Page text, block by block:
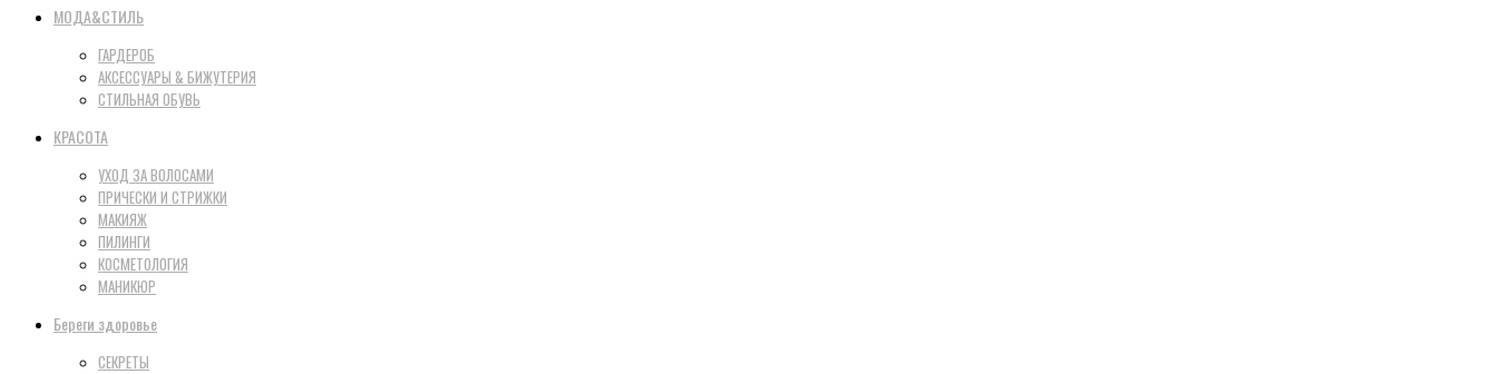
МОДА&СТИЛЬ
ГАРДЕРОБ
АКСЕССУАРЫ & БИЖУТЕРИЯ
СТИЛЬНАЯ ОБУВЬ
КРАСОТА
УХОД ЗА ВОЛОСАМИ
ПРИЧЕСКИ И СТРИЖКИ
МАКИЯЖ
ПИЛИНГИ
КОСМЕТОЛОГИЯ
МАНИКЮР
Береги здоровье
СЕКРЕТЫ